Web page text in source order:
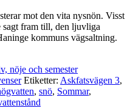
mot den vita nysnön. Visst
fram till, den ljuvliga
kommuns vägsaltning.
nöje och semester
Etiketter: Askfatsvägen 3,
, snö, Sommar,